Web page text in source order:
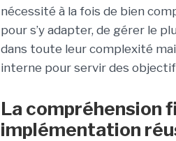
nécessité à la fois de bien
pour s’y adapter, de gérer le
dans toute leur complexité
interne pour servir des
La compréhension
implémentation